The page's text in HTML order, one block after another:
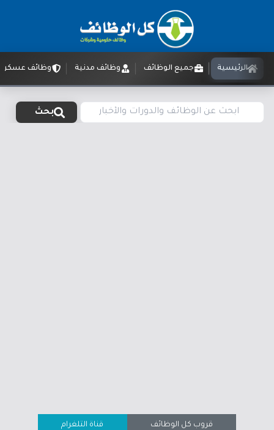
الرئيسية جميع الوظائف وظائف مدنية وظائف
بحث
قروب كل الوظائف قناة التلغرام